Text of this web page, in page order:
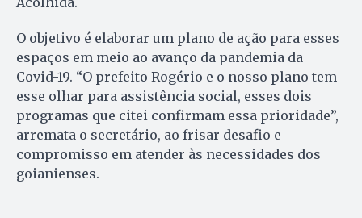
O objetivo é elaborar um plano de ação para esses
espaços em meio ao avanço da pandemia da
Covid-19. “O prefeito Rogério e o nosso plano tem
esse olhar para assistência social, esses dois
programas que citei confirmam essa prioridade”,
arremata o secretário, ao frisar desafio e
compromisso em atender às necessidades dos
goianienses.